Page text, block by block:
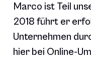
Marco ist Teil
2018 führt er
Unternehmen
hier bei Online-